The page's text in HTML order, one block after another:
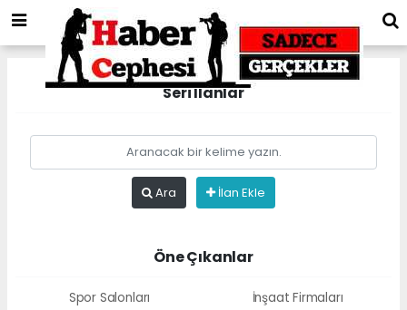
Seri İlanlar
Ara İlan Ekle
Öne Çıkanlar
Spor Salonları
İnşaat Firmaları